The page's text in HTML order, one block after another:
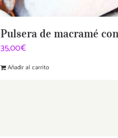
Pulsera de macramé
35,00€
Añadir al carrito